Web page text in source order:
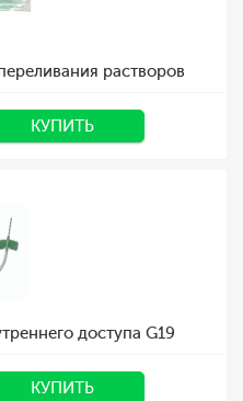
растворов
КУПИТЬ
доступа G19
КУПИТЬ